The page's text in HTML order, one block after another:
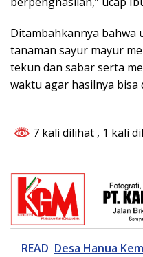
Ditambahkannya bahwa
tanaman sayur mayur
tekun dan sabar serta
waktu agar hasilnya bisa
7 kali dilihat , 1 kali
READ Desa Hanua